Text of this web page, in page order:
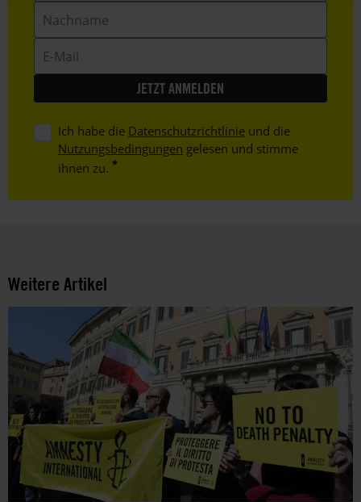
Mail
Ich habe die Datenschutzrichtlinie und die
Nutzungsbedingungen gelesen und stimme
ihnen zu.
Weitere Artikel